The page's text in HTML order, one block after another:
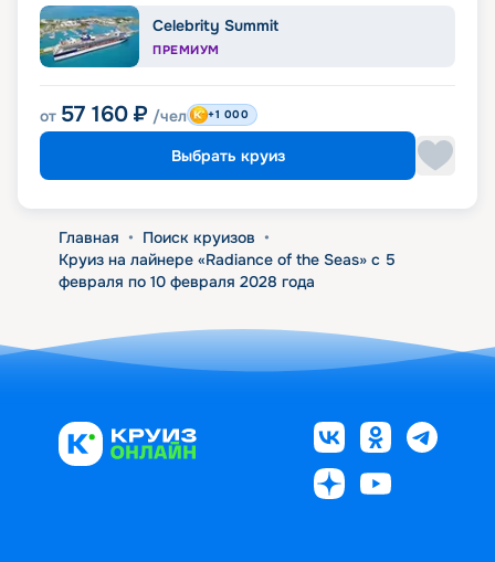
Celebrity Summit
ПРЕМИУМ
от 57 160 ₽ /чел +1 000
Выбрать круиз
Главная • Поиск круизов •
Круиз на лайнере «Radiance of the Seas» с 5
февраля по 10 февраля 2028 года